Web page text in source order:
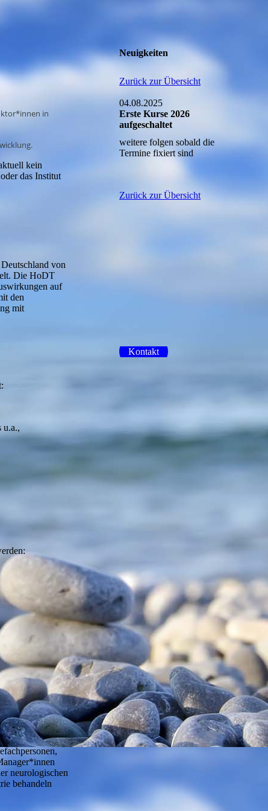
in
kein
das Institut
von
Die HoDT
auf
den
mit
u.a.,
neurologischen
behandeln
Neuigkeiten
Zurück zur Übersicht
04.08.2025
Erste Kurse 2026
aufgeschaltet
weitere folgen sobald die
Termine fixiert sind
Zurück zur Übersicht
Kontakt